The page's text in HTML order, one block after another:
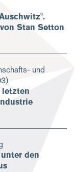
Stan Setton
und
letzten
den